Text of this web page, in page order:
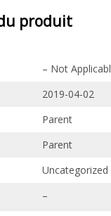
produit
– Not
2019-04-02
Parent
Parent
Uncategorized
–